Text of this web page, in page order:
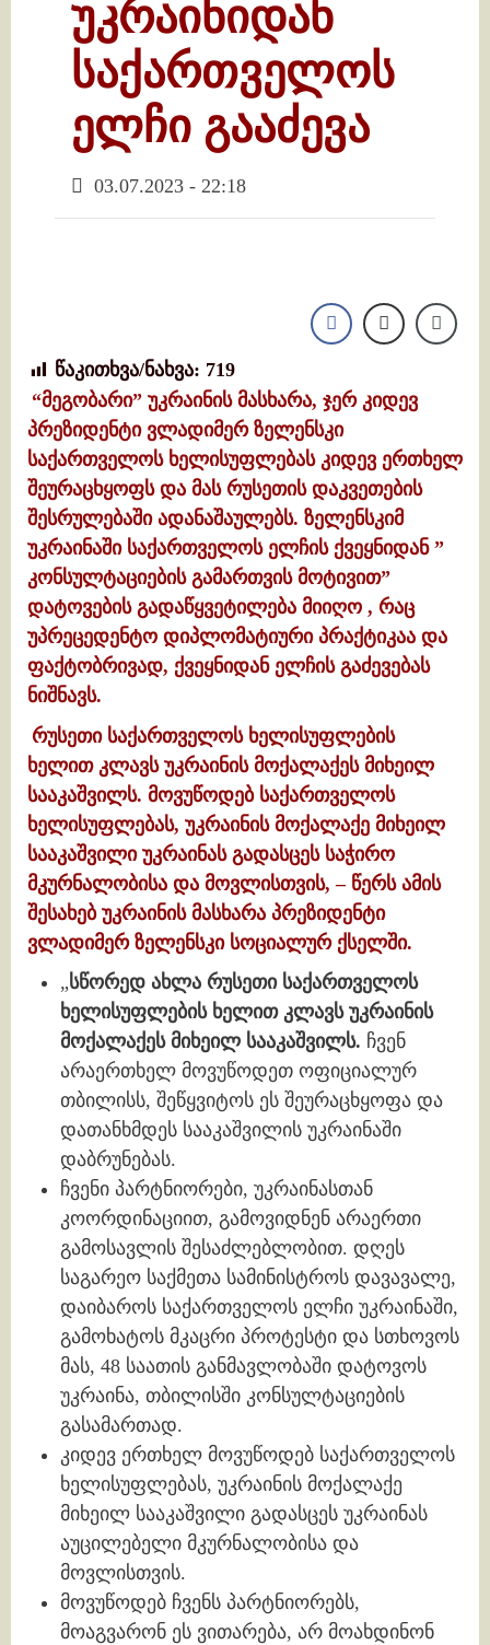
უკრაინიდან
საქართველოს
ელჩი გააძევა
03.07.2023 - 22:18
წაკითხვა/ნახვა: 719
“მეგობარი” უკრაინის მასხარა, ჯერ კიდევ
პრეზიდენტი ვლადიმერ ზელენსკი
საქართველოს ხელისუფლებას კიდევ ერთხელ
შეურაცხყოფს და მას რუსეთის დაკვეთების
შესრულებაში ადანაშაულებს. ზელენსკიმ
უკრაინაში საქართველოს ელჩის ქვეყნიდან ”
კონსულტაციების გამართვის მოტივით”
დატოვების გადაწყვეტილება მიიღო , რაც
უპრეცედენტო დიპლომატიური პრაქტიკაა და
ფაქტობრივად, ქვეყნიდან ელჩის გაძევებას
ნიშნავს.
რუსეთი საქართველოს ხელისუფლების
ხელით კლავს უკრაინის მოქალაქეს მიხეილ
სააკაშვილს. მოვუწოდებ საქართველოს
ხელისუფლებას, უკრაინის მოქალაქე მიხეილ
სააკაშვილი უკრაინას გადასცეს საჭირო
მკურნალობისა და მოვლისთვის, – წერს ამის
შესახებ უკრაინის მასხარა პრეზიდენტი
ვლადიმერ ზელენსკი სოციალურ ქსელში.
„სწორედ ახლა რუსეთი საქართველოს
ხელისუფლების ხელით კლავს უკრაინის
მოქალაქეს მიხეილ სააკაშვილს. ჩვენ
არაერთხელ მოვუწოდეთ ოფიციალურ
თბილისს, შეწყვიტოს ეს შეურაცხყოფა და
დათანხმდეს სააკაშვილის უკრაინაში
დაბრუნებას.
ჩვენი პარტნიორები, უკრაინასთან
კოორდინაციით, გამოვიდნენ არაერთი
გამოსავლის შესაძლებლობით. დღეს
საგარეო საქმეთა სამინისტროს დავავალე,
დაიბაროს საქართველოს ელჩი უკრაინაში,
გამოხატოს მკაცრი პროტესტი და სთხოვოს
მას, 48 საათის განმავლობაში დატოვოს
უკრაინა, თბილისში კონსულტაციების
გასამართად.
კიდევ ერთხელ მოვუწოდებ საქართველოს
ხელისუფლებას, უკრაინის მოქალაქე
მიხეილ სააკაშვილი გადასცეს უკრაინას
აუცილებელი მკურნალობისა და
მოვლისთვის.
მოვუწოდებ ჩვენს პარტნიორებს,
მოაგვარონ ეს ვითარება, არ მოახდინონ